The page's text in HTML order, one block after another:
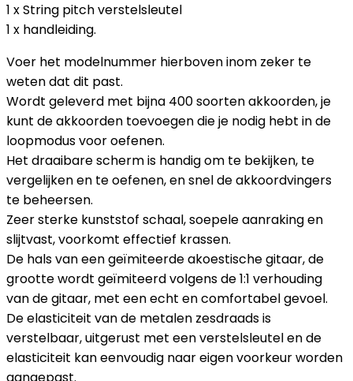
1 x String pitch verstelsleutel
1 x handleiding.
Voer het modelnummer hierboven inom zeker te
weten dat dit past.
Wordt geleverd met bijna 400 soorten akkoorden, je
kunt de akkoorden toevoegen die je nodig hebt in de
loopmodus voor oefenen.
Het draaibare scherm is handig om te bekijken, te
vergelijken en te oefenen, en snel de akkoordvingers
te beheersen.
Zeer sterke kunststof schaal, soepele aanraking en
slijtvast, voorkomt effectief krassen.
De hals van een geïmiteerde akoestische gitaar, de
grootte wordt geïmiteerd volgens de 1:1 verhouding
van de gitaar, met een echt en comfortabel gevoel.
De elasticiteit van de metalen zesdraads is
verstelbaar, uitgerust met een verstelsleutel en de
elasticiteit kan eenvoudig naar eigen voorkeur worden